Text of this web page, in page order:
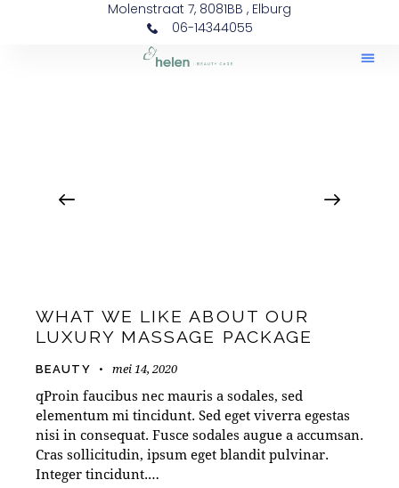
Molenstraat 7, 8081BB , Elburg
06-14344055
WHAT WE LIKE ABOUT OUR
LUXURY MASSAGE PACKAGE
BEAUTY mei 14, 2020
qProin faucibus nec mauris a sodales, sed
elementum mi tincidunt. Sed eget viverra egestas
nisi in consequat. Fusce sodales augue a accumsan.
Cras sollicitudin, ipsum eget blandit pulvinar.
Integer tincidunt.…